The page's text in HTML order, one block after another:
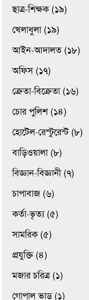
ছাত্র-শিক্ষক (১৯)
খেলাধুলা (১৯)
আইন-আদালত (১৮)
অফিস (১৭)
ক্রেতা-বিক্রেতা (১৬)
চোর পুলিশ (১৪)
হোটেল-রেস্টুরেন্ট (৮)
বাড়িওয়ালা (৮)
বিজ্ঞান-বিজ্ঞানী (৭)
চাপাবাজ (৬)
কর্তা-ভৃত্য (৫)
সামরিক (৫)
প্রযুক্তি (৪)
মজার চরিত্র (১)
গোপাল ভাড় (১)